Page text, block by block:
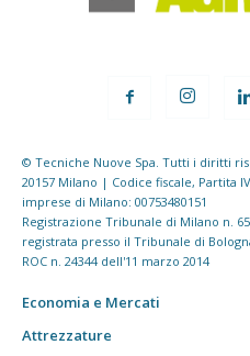
© Tecniche Nuove Spa. Tutti i diritti
20157 Milano | Codice fiscale, Partita
imprese di Milano: 00753480151
Registrazione Tribunale di Milano n.
registrata presso il Tribunale di
ROC n. 24344 dell'11 marzo 2014
Economia e Mercati
Attrezzature